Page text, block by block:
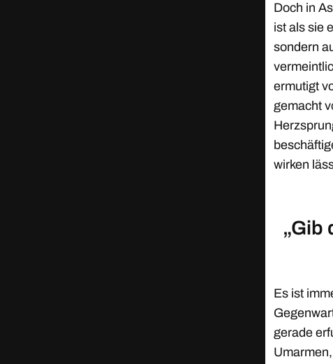
Doch in
ist als sie
sondern
ermutigt
gemacht
wirken
„Gib
Es ist
gerade